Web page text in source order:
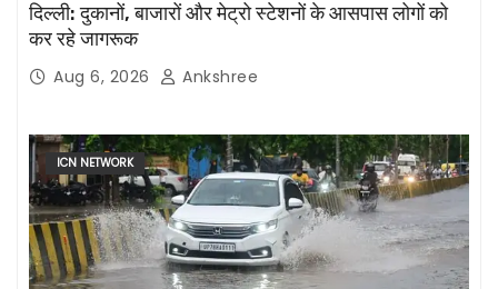
दिल्ली: दुकानों, बाजारों और मेट्रो स्टेशनों के आसपास लोगों को
कर रहे जागरूक
Aug 6, 2026 Ankshree
ICN NETWORK